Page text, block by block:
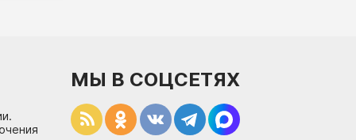
МЫ В СОЦСЕТЯХ